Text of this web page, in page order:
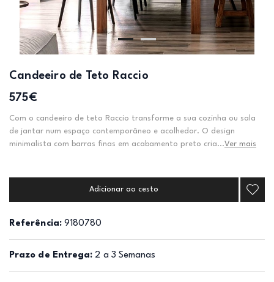
Candeeiro de Teto Raccio
575€
Com o candeeiro de teto Raccio transforme a sua cozinha ou sala
de jantar num espaço contemporâneo e acolhedor. O design
minimalista com barras finas em acabamento preto cria...Ver mais
Adicionar ao cesto
Referência: 9180780
Prazo de Entrega: 2 a 3 Semanas